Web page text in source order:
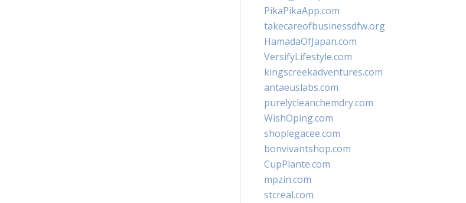
PikaPikaApp.com
takecareofbusinessdfw.org
HamadaOfJapan.com
VersifyLifestyle.com
kingscreekadventures.com
antaeuslabs.com
purelycleanchemdry.com
WishOping.com
shoplegacee.com
bonvivantshop.com
CupPlante.com
mpzin.com
stcreal.com